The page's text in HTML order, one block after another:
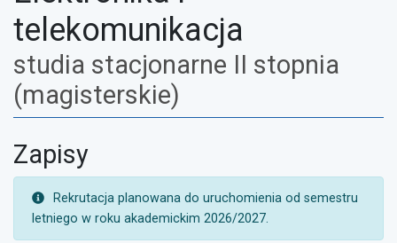
telekomunikacja
studia stacjonarne II stopnia
(magisterskie)
Zapisy
UWAGA:
Rekrutacja planowana do uruchomienia od semestru
letniego w roku akademickim 2026/2027.